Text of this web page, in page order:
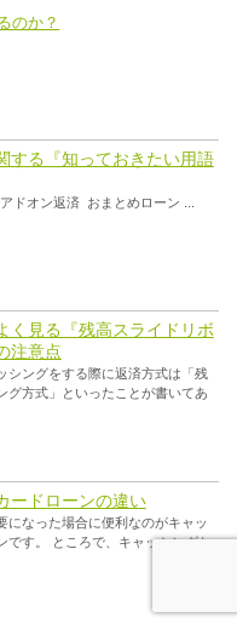
のか？
する『知っておきたい用語
オン返済 おまとめローン ...
く見る『残高スライドリボ
注意点
シングをする際に返済方式は「残
グ方式」といったことが書いてあ
ードローンの違い
になった場合に便利なのがキャッ
です。 ところで、キャッシングと